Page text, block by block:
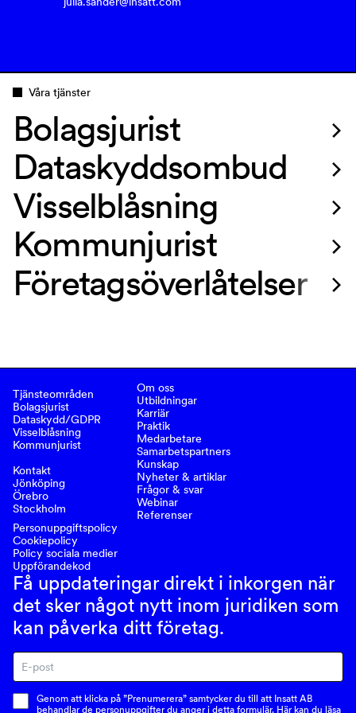
Våra tjänster
Bolagsjurist
Dataskyddsombud
Visselblåsning
Kommunjurist
Företagsöverlåtelser
Tjänsteområden
Bolagsjurist
Dataskydd/GDPR
Visselblåsning
Kommunjurist
Om oss
Utbildningar
Karriär
Praktik
Medarbetare
Samarbetspartners
Kontakt
Jönköping
Örebro
Stockholm
Kunskap
Nyheter & artiklar
Frågor & svar
Webinar
Referenser
Personuppgiftspolicy
Cookiepolicy
Policy sociala medier
Uppförandekod
Få uppdateringar direkt i inkorgen när
det sker något nytt inom juridiken som
kan påverka ditt företag.
Genom att klicka på ”Prenumerera” samtycker du till att Insatt AB
behandlar de personuppgifter du anger i detta formulär. Här kan du läsa